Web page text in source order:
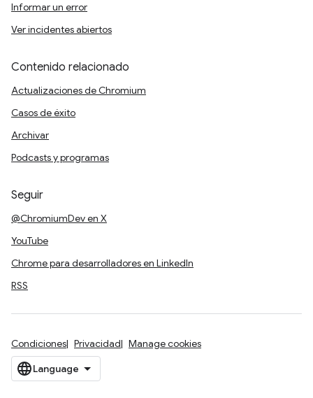
Informar un error
Ver incidentes abiertos
Contenido relacionado
Actualizaciones de Chromium
Casos de éxito
Archivar
Podcasts y programas
Seguir
@ChromiumDev en X
YouTube
Chrome para desarrolladores en LinkedIn
RSS
Condiciones Privacidad Manage cookies